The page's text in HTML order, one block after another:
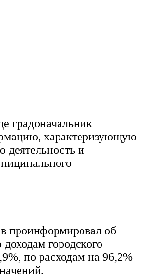
градоначальник
характеризующую
деятельность и
проинформировал об
городского
по расходам на 96,2%